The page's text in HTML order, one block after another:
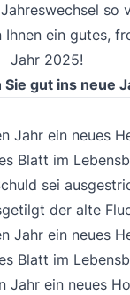
so
ein gutes,
Jahr 2025!
Sie gut ins neue
Jahr ein neues
Blatt im
sei
der alte
Jahr ein neues
Blatt im
Jahr ein neues